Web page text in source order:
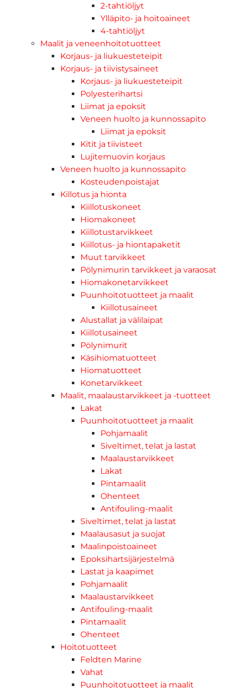
2-tahtiöljyt
Ylläpito- ja hoitoaineet
4-tahtiöljyt
Maalit ja veneenhoitotuotteet
Korjaus- ja liukuesteteipit
Korjaus- ja tiivistysaineet
Korjaus- ja liukuesteteipit
Polyesterihartsi
Liimat ja epoksit
Veneen huolto ja kunnossapito
Liimat ja epoksit
Kitit ja tiivisteet
Lujitemuovin korjaus
Veneen huolto ja kunnossapito
Kosteudenpoistajat
Killotus ja hionta
Kiillotuskoneet
Hiomakoneet
Kiillotustarvikkeet
Kiillotus- ja hiontapaketit
Muut tarvikkeet
Pölynimurin tarvikkeet ja varaosat
Hiomakonetarvikkeet
Puunhoitotuotteet ja maalit
Kiillotusaineet
Alustallat ja välilaipat
Kiillotusaineet
Pölynimurit
Käsihiomatuotteet
Hiomatuotteet
Konetarvikkeet
Maalit, maalaustarvikkeet ja -tuotteet
Lakat
Puunhoitotuotteet ja maalit
Pohjamaalit
Siveltimet, telat ja lastat
Maalaustarvikkeet
Lakat
Pintamaalit
Ohenteet
Antifouling-maalit
Siveltimet, telat ja lastat
Maalausasut ja suojat
Maalinpoistoaineet
Epoksihartsijärjestelmä
Lastat ja kaapimet
Pohjamaalit
Maalaustarvikkeet
Antifouling-maalit
Pintamaalit
Ohenteet
Hoitotuotteet
Feldten Marine
Vahat
Puunhoitotuotteet ja maalit